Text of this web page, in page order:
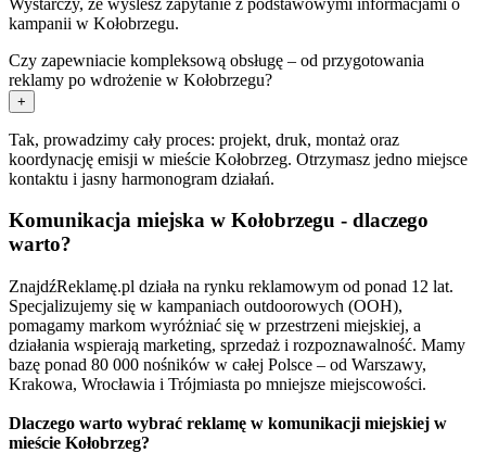
kampanii w Kołobrzegu.
Czy zapewniacie kompleksową obsługę – od przygotowania
reklamy po wdrożenie w Kołobrzegu?
+
Tak, prowadzimy cały proces: projekt, druk, montaż oraz
koordynację emisji w mieście Kołobrzeg. Otrzymasz jedno miejsce
kontaktu i jasny harmonogram działań.
Komunikacja miejska w Kołobrzegu - dlaczego
warto?
ZnajdźReklamę.pl działa na rynku reklamowym od ponad 12 lat.
Specjalizujemy się w kampaniach outdoorowych (OOH),
pomagamy markom wyróżniać się w przestrzeni miejskiej, a
działania wspierają marketing, sprzedaż i rozpoznawalność. Mamy
bazę ponad 80 000 nośników w całej Polsce – od Warszawy,
Krakowa, Wrocławia i Trójmiasta po mniejsze miejscowości.
Dlaczego warto wybrać reklamę w komunikacji miejskiej w
mieście Kołobrzeg?